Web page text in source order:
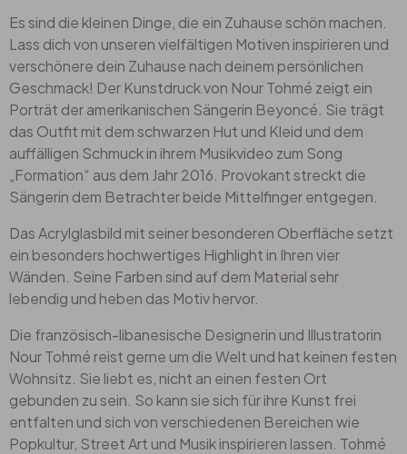
Es sind die kleinen Dinge, die ein Zuhause schön machen.
Lass dich von unseren vielfältigen Motiven inspirieren und
verschönere dein Zuhause nach deinem persönlichen
Geschmack! Der Kunstdruck von Nour Tohmé zeigt ein
Porträt der amerikanischen Sängerin Beyoncé. Sie trägt
das Outfit mit dem schwarzen Hut und Kleid und dem
auffälligen Schmuck in ihrem Musikvideo zum Song
„Formation“ aus dem Jahr 2016. Provokant streckt die
Sängerin dem Betrachter beide Mittelfinger entgegen.
Das Acrylglasbild mit seiner besonderen Oberfläche setzt
ein besonders hochwertiges Highlight in Ihren vier
Wänden. Seine Farben sind auf dem Material sehr
lebendig und heben das Motiv hervor.
Die französisch-libanesische Designerin und Illustratorin
Nour Tohmé reist gerne um die Welt und hat keinen festen
Wohnsitz. Sie liebt es, nicht an einen festen Ort
gebunden zu sein. So kann sie sich für ihre Kunst frei
entfalten und sich von verschiedenen Bereichen wie
Popkultur, Street Art und Musik inspirieren lassen. Tohmé